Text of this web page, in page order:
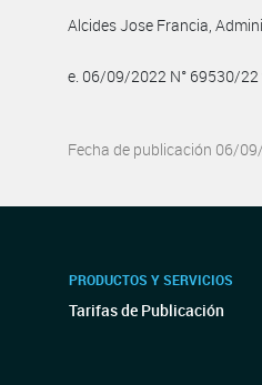
Alcides Jose Francia,
e. 06/09/2022 N° 69530/
Fecha de publicación 06/
PRODUCTOS Y SERVICIOS
Tarifas de Publicación